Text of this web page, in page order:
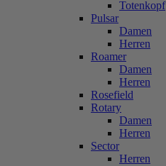
Totenkopf
Pulsar
Damen
Herren
Roamer
Damen
Herren
Rosefield
Rotary
Damen
Herren
Sector
Herren